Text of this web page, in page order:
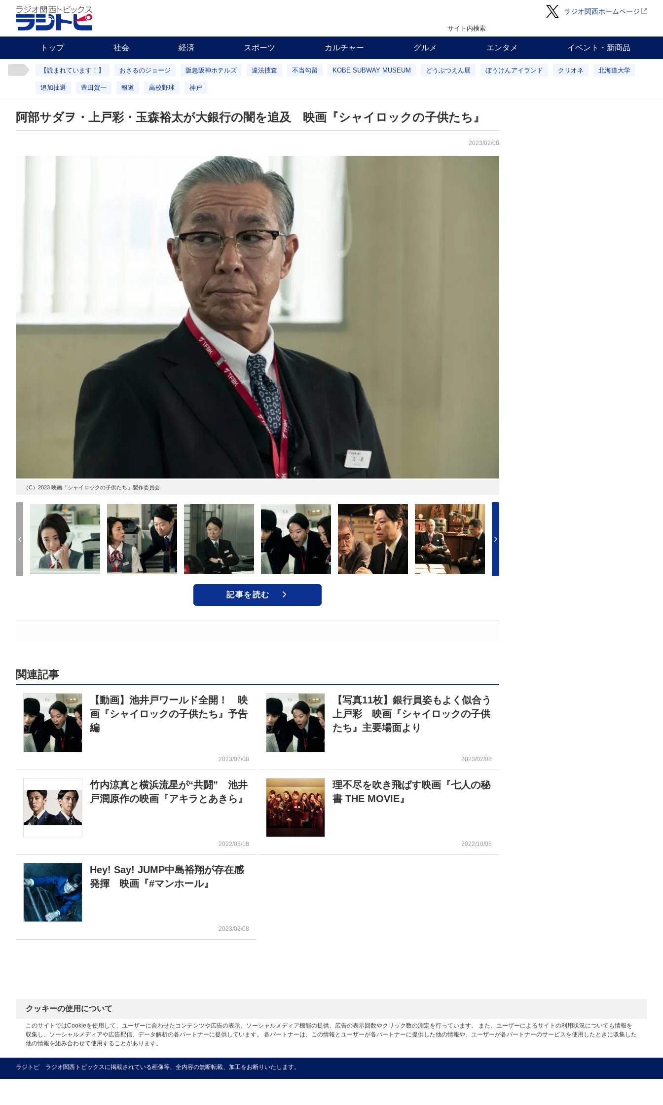
ラジオ関西ホームページ
サイト内検索
トップ 社会 経済 スポーツ カルチャー グルメ エンタメ イベント・新商品
【読まれています！】 おさるのジョージ 阪急阪神ホテルズ 違法捜査 不当勾留 KOBE SUBWAY MUSEUM どうぶつえん展 ぼうけんアイランド クリオネ 北海道大学
追加抽選 豊田賀一 報道 高校野球 神戸
阿部サダヲ・上戸彩・玉森裕太が大銀行の闇を追及 映画『シャイロックの子供たち』
2023/02/08
（C）2023 映画「シャイロックの子供たち」製作委員会
記事を読む
関連記事
【動画】池井戸ワールド全開！ 映
画『シャイロックの子供たち』予告
編
2023/02/08
【写真11枚】銀行員姿もよく似合う
上戸彩 映画『シャイロックの子供
たち』主要場面より
2023/02/08
竹内涼真と横浜流星が“共闘” 池井
戸潤原作の映画『アキラとあきら』
2022/08/18
理不尽を吹き飛ばす映画『七人の秘
書 THE MOVIE』
2022/10/05
Hey! Say! JUMP中島裕翔が存在感
発揮 映画『#マンホール』
2023/02/08
クッキーの使用について
このサイトではCookieを使用して、ユーザーに合わせたコンテンツや広告の表示、ソーシャルメディア機能の提供、広告の表示回数やクリック数の測定を行っています。 また、ユーザーによるサイトの利用状況についても情報を
収集し、ソーシャルメディアや広告配信、データ解析の各パートナーに提供しています。 各パートナーは、この情報とユーザーが各パートナーに提供した他の情報や、ユーザーが各パートナーのサービスを使用したときに収集した
他の情報を組み合わせて使用することがあります。
ラジトピ ラジオ関西トピックスに掲載されている画像等、全内容の無断転載、加工をお断りいたします。